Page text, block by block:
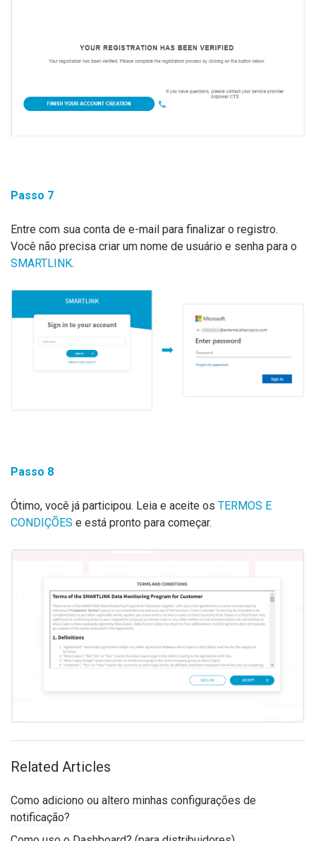
Passo 7
Entre com sua conta de e-mail para finalizar o registro.
Você não precisa criar um nome de usuário e senha para o
SMARTLINK.
Passo 8
Ótimo, você já participou. Leia e aceite os TERMOS E
CONDIÇÕES e está pronto para começar.
Related Articles
Como adiciono ou altero minhas configurações de
notificação?